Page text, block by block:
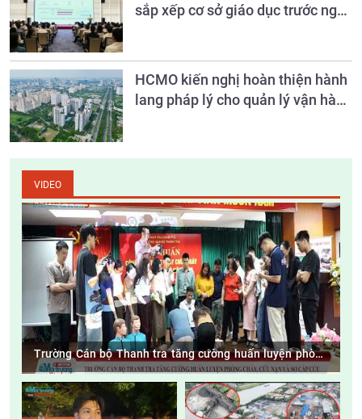
sắp xếp cơ sở giáo dục trước ngày
HCMO kiến nghị hoàn thiện hành
lang pháp lý cho quản lý vận hành
VIDEO
Trường Cán bộ Thanh tra tăng cường huấn luyện phòng
cháy, cứu nạn và sơ cấp cứu